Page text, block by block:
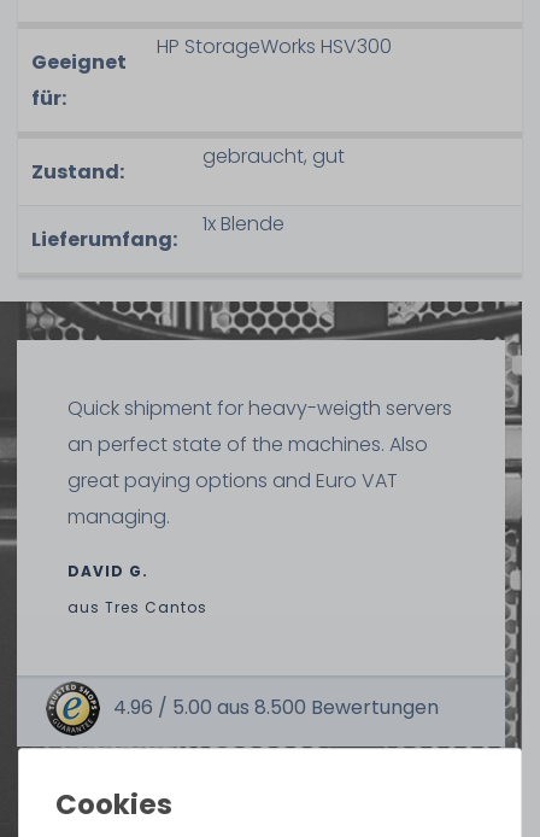
Geeignet
für:
HP StorageWorks HSV300
Zustand:
gebraucht, gut
Lieferumfang:
1x Blende
Quick shipment for heavy-weigth servers
an perfect state of the machines. Also
great paying options and Euro VAT
managing.
DAVID G.
aus Tres Cantos
4.96 / 5.00 aus 8.500 Bewertungen